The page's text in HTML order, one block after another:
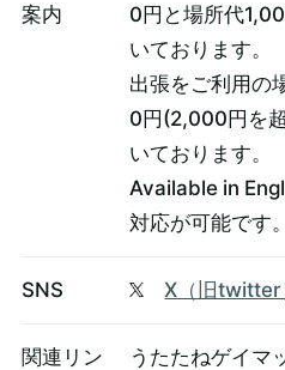
案内
0円と場所代
いております。
出張をご利用の
0円(2,000円を
いております。
Available in
対応が可能です。
SNS X（旧twitter
関連リン
うたたねゲイマ